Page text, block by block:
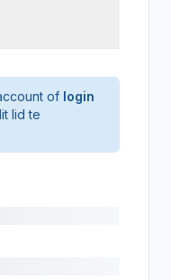
of login
lid te